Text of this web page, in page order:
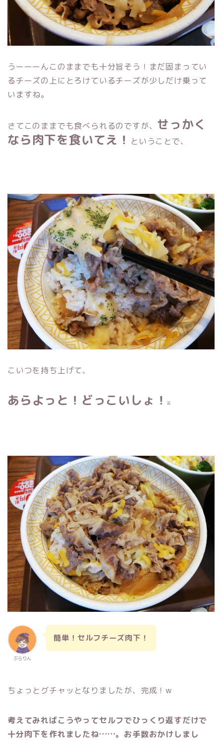
うーーーんこのままでも十分旨そう！まだ固まってい
るチーズの上にとろけているチーズが少しだけ乗って
いますね。
さてこのままでも食べられるのですが、 せっかく
なら肉下を食いてえ！ ということで、
こいつを持ち上げて、
あらよっと！どっこいしょ！古
ぶらりん
簡単！セルフチーズ肉下！
ちょっとグチャッとなりましたが、完成！w
考えてみればこうやってセルフでひっくり返すだけで
十分肉下を作れましたね……。お手数おかけしまし